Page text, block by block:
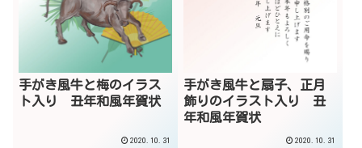
手がき風牛と梅のイラス
ト入り 丑年和風年賀状
2020.10.31
手がき風牛と扇子、正月
飾りのイラスト入り 丑
年和風年賀状
2020.10.31